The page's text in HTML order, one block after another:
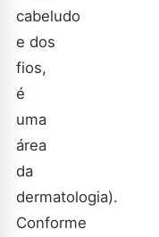
cabeludo
e dos
fios,
é
uma
área
da
dermatologia).
Conforme